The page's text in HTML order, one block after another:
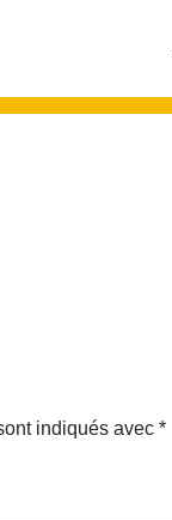
indiqués avec *